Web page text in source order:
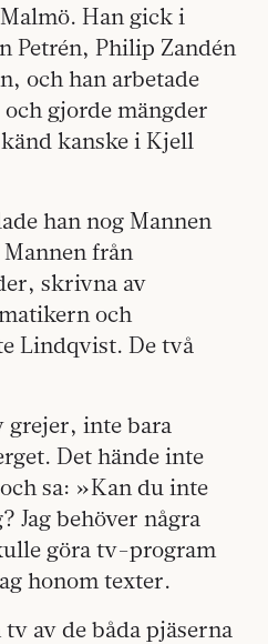
Han gick i
Petrén, Philip Zandén
och han arbetade
gjorde mängder
kanske i Kjell
han nog Mannen
från
skrivna av
och
Lindqvist. De två
grejer, inte bara
Det hände inte
sa: »Kan du inte
Jag behöver några
göra tv-program
honom texter.
av de båda pjäserna